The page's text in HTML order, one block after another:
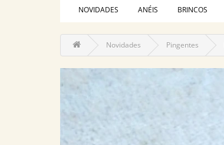
NOVIDADES ANÉIS BRINCOS
Novidades Pingentes